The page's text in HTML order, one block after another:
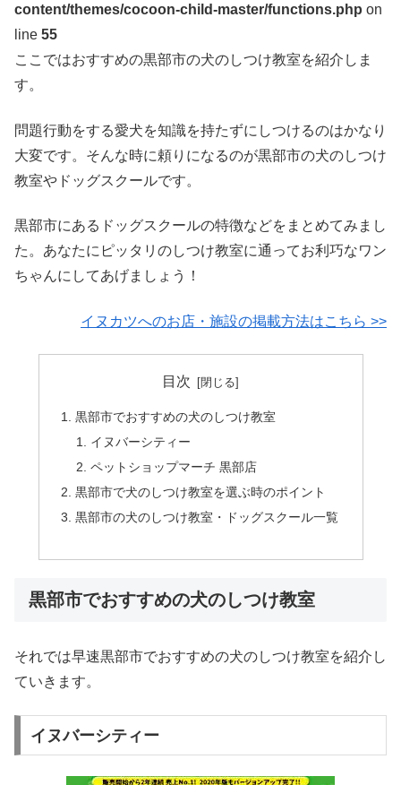
content/themes/cocoon-child-master/functions.php on
line 55
ここではおすすめの黒部市の犬のしつけ教室を紹介しま
す。
問題行動をする愛犬を知識を持たずにしつけるのはかなり
大変です。そんな時に頼りになるのが黒部市の犬のしつけ
教室やドッグスクールです。
黒部市にあるドッグスクールの特徴などをまとめてみまし
た。あなたにピッタリのしつけ教室に通ってお利巧なワン
ちゃんにしてあげましょう！
イヌカツへのお店・施設の掲載方法はこちら >>
目次
黒部市でおすすめの犬のしつけ教室
イヌバーシティー
ペットショップマーチ 黒部店
黒部市で犬のしつけ教室を選ぶ時のポイント
黒部市の犬のしつけ教室・ドッグスクール一覧
黒部市でおすすめの犬のしつけ教室
それでは早速黒部市でおすすめの犬のしつけ教室を紹介し
ていきます。
イヌバーシティー